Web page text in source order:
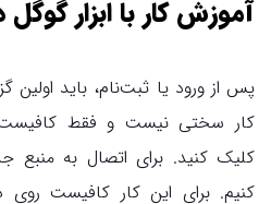
آموزش کار با ابزار گوگل
پس از ورود یا ثبت‌نام، باید اولین
کلیک کنید. برای اتصال به منبع